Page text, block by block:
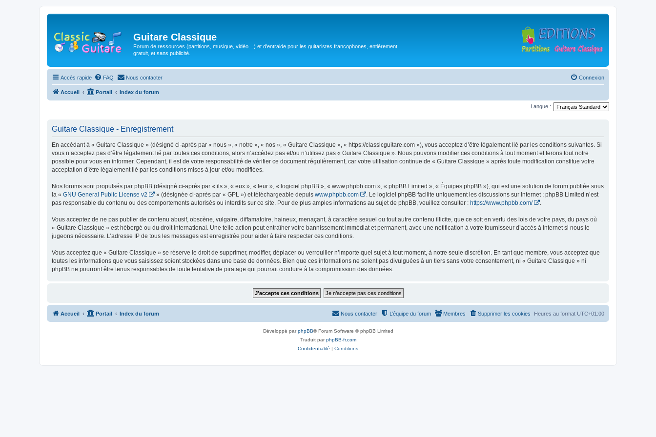
Guitare Classique
Forum de ressources (partitions, musique, vidéo…) et d'entraide pour les guitaristes francophones, entièrement
gratuit, et sans publicité.
Accès rapide FAQ Nous contacter Connexion
Accueil Portail Index du forum
Langue :
Guitare Classique - Enregistrement
En accédant à « Guitare Classique » (désigné ci-après par « nous », « notre », « nos », « Guitare Classique », « https://classicguitare.com »), vous acceptez d’être légalement lié par les conditions suivantes. Si
vous n’acceptez pas d’être légalement lié par toutes ces conditions, alors n’accédez pas et/ou n’utilisez pas « Guitare Classique ». Nous pouvons modifier ces conditions à tout moment et ferons tout notre
possible pour vous en informer. Cependant, il est de votre responsabilité de vérifier ce document régulièrement, car votre utilisation continue de « Guitare Classique » après toute modification constitue votre
acceptation d’être légalement lié par les conditions mises à jour et/ou modifiées.
Nos forums sont propulsés par phpBB (désigné ci-après par « ils », « eux », « leur », « logiciel phpBB », « www.phpbb.com », « phpBB Limited », « Équipes phpBB »), qui est une solution de forum publiée sous
la « GNU General Public License v2 » (désignée ci-après par « GPL ») et téléchargeable depuis www.phpbb.com
. Le logiciel phpBB facilite uniquement les discussions sur Internet ; phpBB Limited n’est
pas responsable du contenu ou des comportements autorisés ou interdits sur ce site. Pour de plus amples informations au sujet de phpBB, veuillez consulter : https://www.phpbb.com/ .
Vous acceptez de ne pas publier de contenu abusif, obscène, vulgaire, diffamatoire, haineux, menaçant, à caractère sexuel ou tout autre contenu illicite, que ce soit en vertu des lois de votre pays, du pays où
« Guitare Classique » est hébergé ou du droit international. Une telle action peut entraîner votre bannissement immédiat et permanent, avec une notification à votre fournisseur d’accès à Internet si nous le
jugeons nécessaire. L’adresse IP de tous les messages est enregistrée pour aider à faire respecter ces conditions.
Vous acceptez que « Guitare Classique » se réserve le droit de supprimer, modifier, déplacer ou verrouiller n’importe quel sujet à tout moment, à notre seule discrétion. En tant que membre, vous acceptez que
toutes les informations que vous saisissez soient stockées dans une base de données. Bien que ces informations ne soient pas divulguées à un tiers sans votre consentement, ni « Guitare Classique » ni
phpBB ne pourront être tenus responsables de toute tentative de piratage qui pourrait conduire à la compromission des données.
Accueil Portail Index du forum Heures au format UTC+01:00
Supprimer les cookies
Membres
L’équipe du forum
Nous contacter
Développé parphpBB® Forum Software © phpBB Limited
Traduit parphpBB-fr.com
Confidentialité | Conditions